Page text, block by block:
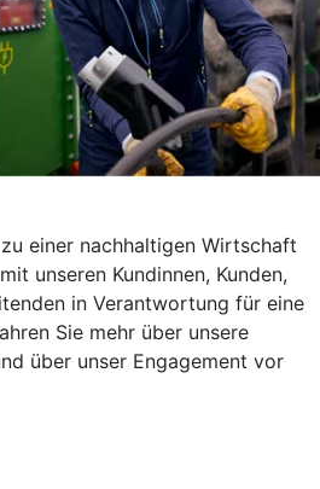
einer nachhaltigen Wirtschaft
unseren Kundinnen, Kunden,
in Verantwortung für eine
Sie mehr über unsere
über unser Engagement vor